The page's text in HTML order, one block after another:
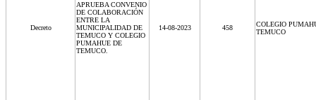
Decreto
APRUEBA CONVENIO
DE COLABORACIÓN
ENTRE LA
MUNICIPALIDAD DE
TEMUCO Y COLEGIO
PUMAHUE DE
TEMUCO.
14-08-2023 458
COLEGIO
TEMUCO